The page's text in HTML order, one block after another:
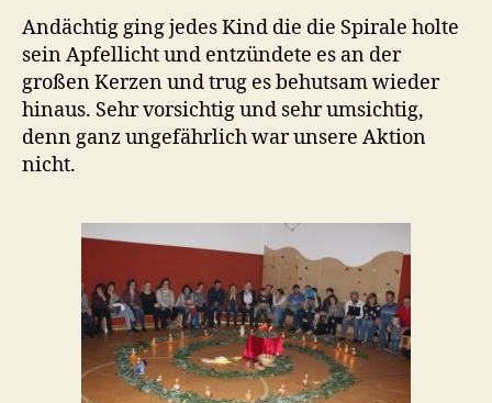
Andächtig ging jedes Kind die die Spirale holte
sein Apfellicht und entzündete es an der
großen Kerzen und trug es behutsam wieder
hinaus. Sehr vorsichtig und sehr umsichtig,
denn ganz ungefährlich war unsere Aktion
nicht.